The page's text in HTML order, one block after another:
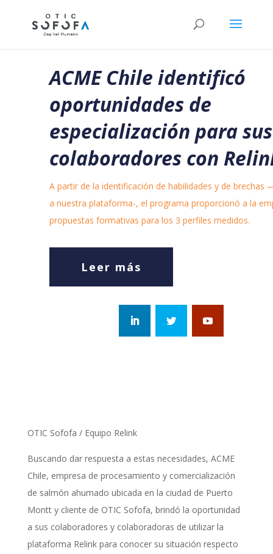
ACME Chile identificó
oportunidades de
especialización para sus
colaboradores con
A partir de la identificación de habilidades y de brechas
a nuestra plataforma-, el programa proporcionó a la
propuestas formativas para los 3 perfiles medidos.
Leer más
OTIC Sofofa / Equipo Relink
Buscando dar respuesta a estas necesidades, ACME
Chile, empresa de procesamiento y comercialización
de salmón ahumado ubicada en la ciudad de Puerto
Montt y cliente de OTIC Sofofa, brindó la oportunidad
a sus colaboradores y colaboradoras de utilizar la
plataforma Relink para conocer su situación respecto